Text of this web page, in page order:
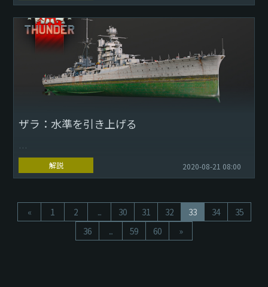
大日本帝国海軍は、九七式中戦車チハに艦載用の四十五口径
十年...
ザラ：水準を引き上げる
Download Wallpaper: 1920x1080 2560x1440
3840x2160
機動力・防御力・火力のバランスがほぼ完璧といえる...
解説 2020-08-21 08:00
« 1 2 ... 30 31 32 33 34
35
36
... 59 60 »